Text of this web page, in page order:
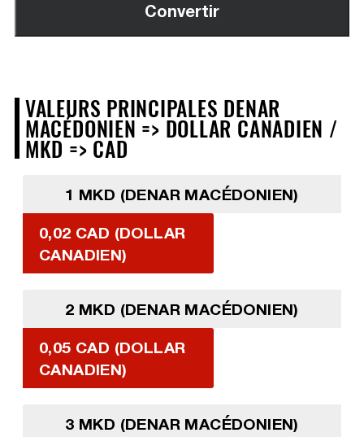
VALEURS PRINCIPALES DENAR
MACÉDONIEN => DOLLAR CANADIEN /
MKD => CAD
1 MKD (DENAR MACÉDONIEN)
0,02 CAD (DOLLAR
CANADIEN)
2 MKD (DENAR MACÉDONIEN)
0,05 CAD (DOLLAR
CANADIEN)
3 MKD (DENAR MACÉDONIEN)